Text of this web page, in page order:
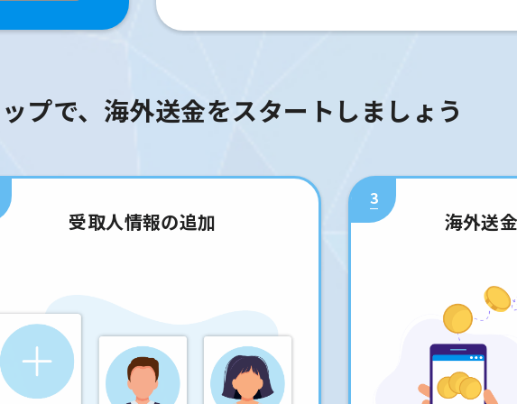
プで、海外送金をスタートしましょう
受取人情報の追加
3
海外送